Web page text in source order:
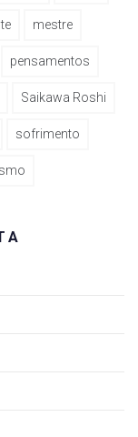
mestre
pensamentos
Saikawa Roshi
sofrimento